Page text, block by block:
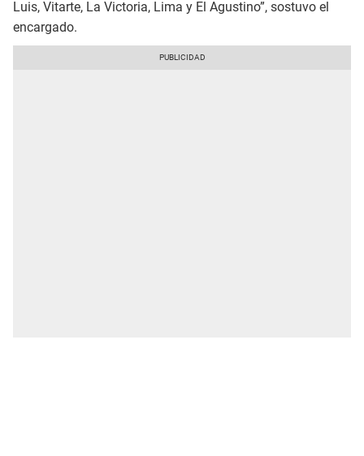
Luis, Vitarte, La Victoria, Lima y El Agustino”, sostuvo el
encargado.